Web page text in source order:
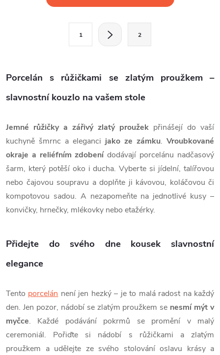
a
c
í
p
r
v
k
v
ý
i
s
u
á
n
k
v
á
n
í
1 2
Porcelán s růžičkami se zlatým proužkem –
slavnostní kouzlo na vašem stole
Jemné růžičky a zářivý zlatý proužek přinášejí do vaší
kuchyně šmrnc a eleganci jako ze zámku. Vroubkované
okraje a reliéfním zdobenídodávají porcelánu nadčasový
šarm, který potěší oko i ducha.Vyberte si jídelní, talířovou
nebo čajovou soupravu a doplňte ji kávovou, koláčovou či
kompotovou sadou. A nezapomeňte na jednotlivé kusy –
konvičky, hrnečky, mlékovky nebo etažérky.
Přidejte do svého dne kousek slavnostní
elegance
Tento porcelán není jen hezký – je to malá radost na každý
den. Jen pozor, nádobí se zlatým proužkem se nesmí mýt v
myčce. Každé podávání pokrmů se promění v malý
ceremoniál. Pořiďte si nádobí s růžičkami a zlatým
proužkem a udělejte ze svého stolování oslavu krásy a